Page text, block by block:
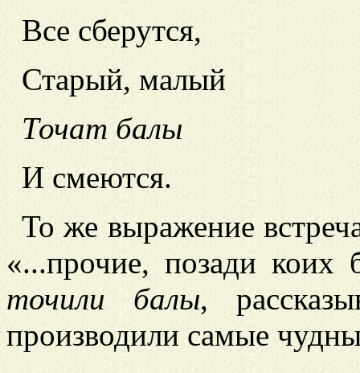
Все сберутся,
Старый, малый
Точат балы
И смеются.
То же выражение
«...прочие, позади коих
точили балы,
производили самые